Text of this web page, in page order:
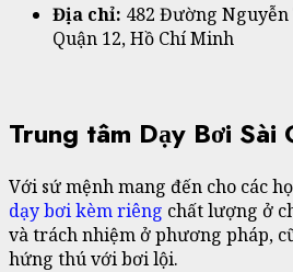
Địa chỉ: 482 Đường
Quận 12, Hồ Chí Minh
Trung tâm Dạy Bơi Sài
Với sứ mệnh mang đến cho các
dạy bơi kèm riêng chất lượng ở
và trách nhiệm ở phương pháp,
hứng thú với bơi lội.